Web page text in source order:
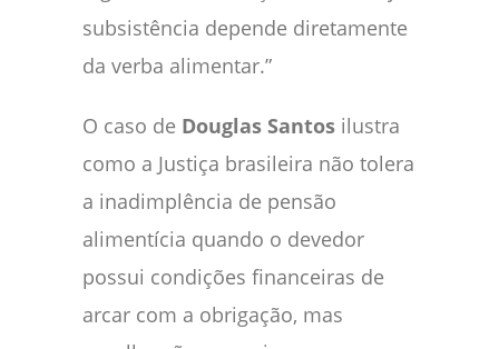
subsistência depende diretamente
da verba alimentar.”
O caso de Douglas Santos ilustra
como a Justiça brasileira não tolera
a inadimplência de pensão
alimentícia quando o devedor
possui condições financeiras de
arcar com a obrigação, mas